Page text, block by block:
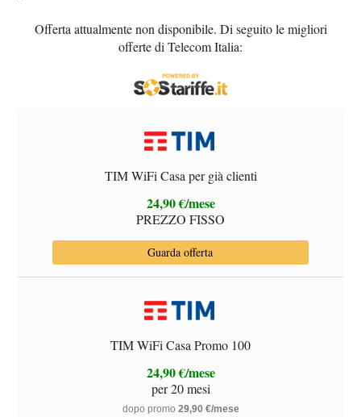
Offerta attualmente non disponibile. Di seguito le migliori
offerte di Telecom Italia:
TIM WiFi Casa per già clienti
24,90 €/mese
PREZZO FISSO
Guarda offerta
TIM WiFi Casa Promo 100
24,90 €/mese
per 20 mesi
dopo promo 29,90 €/mese